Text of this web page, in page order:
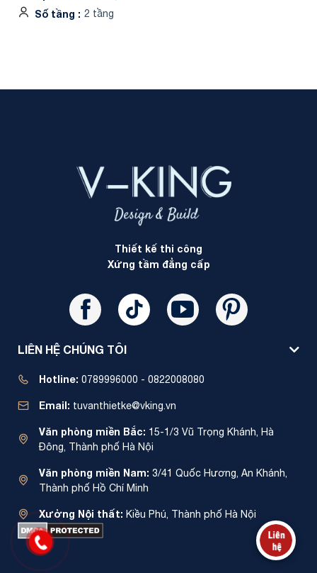
Số tầng 2 tầng
Thiết kế thi công
Xứng tầm đẳng cấp
LIÊN HỆ CHÚNG TÔI
Hotline: 0789996000 - 0822008080
Email: tuvanthietke@vking.vn
Văn phòng miền Bắc: 15-1/3 Vũ Trọng Khánh, Hà
Đông, Thành phố Hà Nội
Văn phòng miền Nam: 3/41 Quốc Hương, An Khánh,
Thành phố Hồ Chí Minh
Xưởng Nội thất: Kiều Phú, Thành phố Hà Nội